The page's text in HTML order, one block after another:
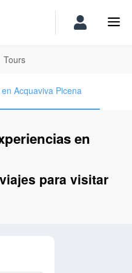
Tours
Acquaviva Picena
en
para visitar